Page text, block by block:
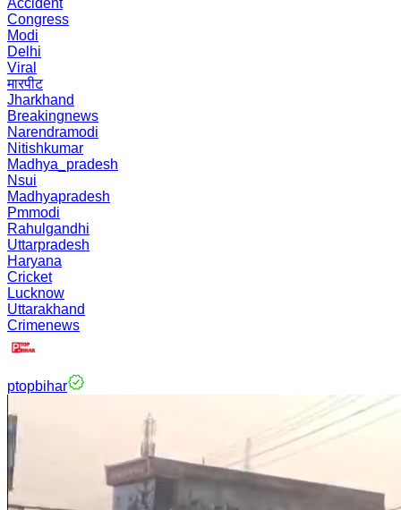
Accident
Congress
Modi
Delhi
Viral
मारपीट
Jharkhand
Breakingnews
Narendramodi
Nitishkumar
Madhya_pradesh
Nsui
Madhyapradesh
Pmmodi
Rahulgandhi
Uttarpradesh
Haryana
Cricket
Lucknow
Uttarakhand
Crimenews
ptopbihar